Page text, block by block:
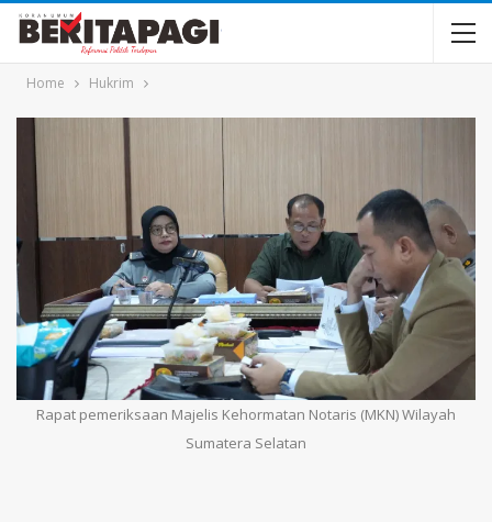
Home Hukrim
Rapat pemeriksaan Majelis Kehormatan Notaris (MKN) Wilayah
Sumatera Selatan